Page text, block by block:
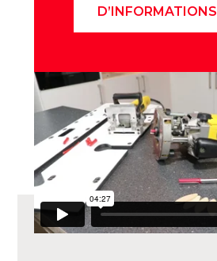
D’INFORMATIONS